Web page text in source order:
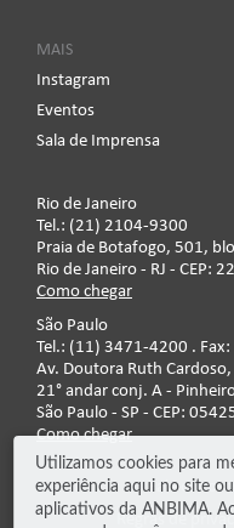
Utilizamos cookies para
experiência aqui no site
aplicativos da ANBIMA.
MAIS
Instagram
Eventos
Sala de Imprensa
Rio de Janeiro
Tel.: (21) 2104-9300
Praia de Botafogo, 501,
Rio de Janeiro - RJ - CEP:
Como chegar
São Paulo
Tel.: (11) 3471-4200 .
Av. Doutora Ruth
21° andar conj. A -
São Paulo - SP - CEP:
Como chegar
Fale
Regras de